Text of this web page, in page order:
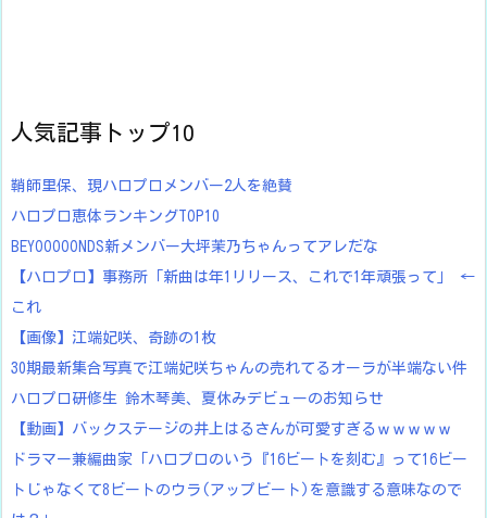
人気記事トップ10
鞘師里保、現ハロプロメンバー2人を絶賛
ハロプロ恵体ランキングTOP10
BEYOOOOONDS新メンバー大坪茉乃ちゃんってアレだな
【ハロプロ】事務所「新曲は年1リリース、これで1年頑張って」 ←
これ
【画像】江端妃咲、奇跡の1枚
30期最新集合写真で江端妃咲ちゃんの売れてるオーラが半端ない件
ハロプロ研修生 鈴木琴美、夏休みデビューのお知らせ
【動画】バックステージの井上はるさんが可愛すぎるｗｗｗｗｗ
ドラマー兼編曲家「ハロプロのいう『16ビートを刻む』って16ビー
トじゃなくて8ビートのウラ(アップビート)を意識する意味なので